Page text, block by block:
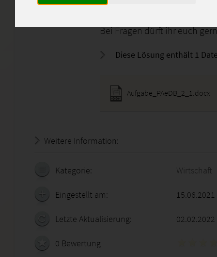
Bitte nicht kopieren, soll
Bei Fragen dürft ihr euch
Diese Lösung enthält 1
Aufgabe_PAeDB_2_1.docx
Weitere Information:
Kategorie: Wirtschaft
Eingestellt am:
Letzte Aktualisierung: 02.02.2022
0 Bewertung